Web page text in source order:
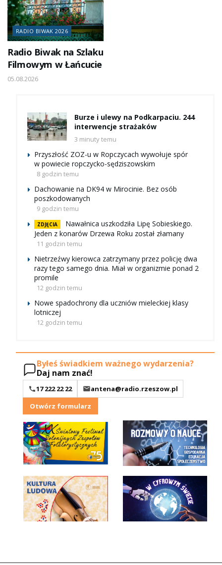
RADIO BIWAK 2026
Radio Biwak na Szlaku
Filmowym w Łańcucie
05.08.2026
Burze i ulewy na Podkarpaciu. 244
interwencje strażaków
3 minuty temu
Przyszłość ZOZ-u w Ropczycach wywołuje spór
w powiecie ropczycko-sędziszowskim
8 godzin temu
Dachowanie na DK94 w Mirocinie. Bez osób
poszkodowanych
9 godzin temu
ZDJĘCIA
Nawałnica uszkodziła Lipę Sobieskiego.
Jeden z konarów Drzewa Roku został złamany
11 godzin temu
Nietrzeźwy kierowca zatrzymany przez policję dwa
razy tego samego dnia. Miał w organizmie ponad 2
promile
12 godzin temu
Nowe spadochrony dla uczniów mieleckiej klasy
lotniczej
12 godzin temu
Byłeś świadkiem ważnego wydarzenia?
Daj nam znać!
17 222 22 22
antena@radio.rzeszow.pl
Otwórz formularz